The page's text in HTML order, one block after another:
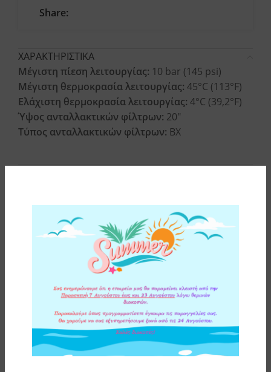
Share:
ΧΑΡΑΚΤΗΡΙΣΤΙΚΑ
Μέγιστη πίεση λειτουργίας: 10 bar (145 psi)
Μέγιστη θερμοκρασία λειτουργίας: 45°C (113°F)
Ελάχιστη θερμοκρασία λειτουργίας: 4°C (39,2°F)
Ύψος ανταλλακτικών φίλτρων: 20″
Τύπος ανταλλακτικών φίλτρων: BX
ΕΠΙΠΛΕΟΝ ΠΛΗΡΟΦΟΡΙΕΣ